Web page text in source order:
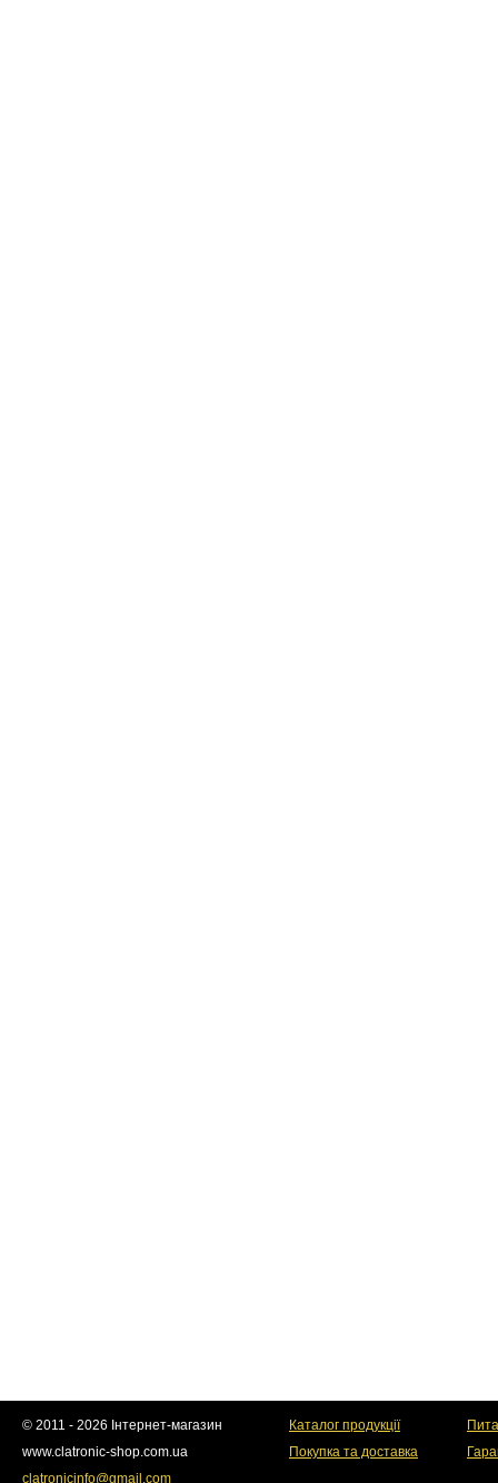
© 2011 - 2026 Інтернет-магазин
www.clatronic-shop.com.ua
clatronicinfo@gmail.com
Каталог продукції
Покупка та доставка